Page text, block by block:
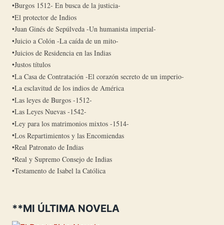
Burgos 1512- En busca de la justicia-
El protector de Indios
Juan Ginés de Sepúlveda -Un humanista imperial-
Juicio a Colón -La caída de un mito-
Juicios de Residencia en las Indias
Justos títulos
La Casa de Contratación -El corazón secreto de un imperio-
La esclavitud de los indios de América
Las leyes de Burgos -1512-
Las Leyes Nuevas -1542-
Ley para los matrimonios mixtos -1514-
Los Repartimientos y las Encomiendas
Real Patronato de Indias
Real y Supremo Consejo de Indias
Testamento de Isabel la Católica
**MI ÚLTIMA NOVELA